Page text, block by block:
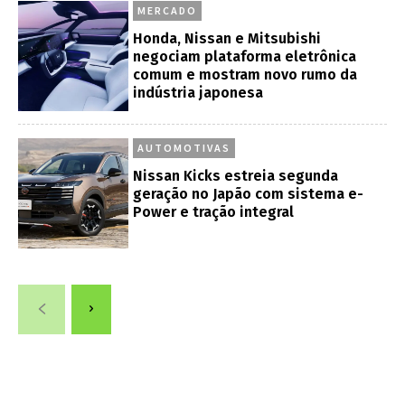
MERCADO
Honda, Nissan e Mitsubishi
negociam plataforma eletrônica
comum e mostram novo rumo da
indústria japonesa
AUTOMOTIVAS
Nissan Kicks estreia segunda
geração no Japão com sistema e-
Power e tração integral